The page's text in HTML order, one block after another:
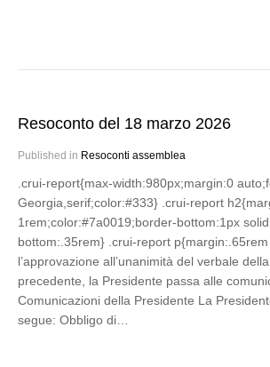
Resoconto del 18 marzo 2026
Published in Resoconti assemblea
.crui-report{max-width:980px;margin:0
Georgia,serif;color:#333} .crui-report
1rem;color:#7a0019;border-bottom:1px
bottom:.35rem} .crui-report
l’approvazione all’unanimità del verbale
precedente, la Presidente passa alle
Comunicazioni della Presidente La
segue: Obbligo di…